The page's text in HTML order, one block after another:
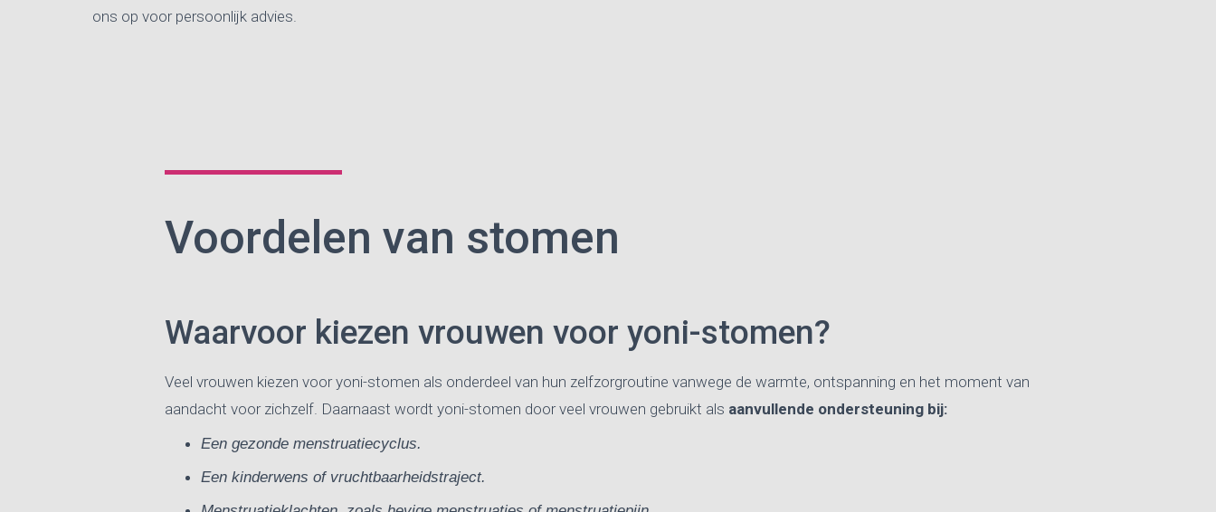
ons op voor persoonlijk advies.
Voordelen van stomen
Waarvoor kiezen vrouwen voor yoni-stomen?
Veel vrouwen kiezen voor yoni-stomen als onderdeel van hun zelfzorgroutine vanwege de warmte, ontspanning en het moment van
aandacht voor zichzelf. Daarnaast wordt yoni-stomen door veel vrouwen gebruikt als aanvullende ondersteuning bij:
Een gezonde menstruatiecyclus.
Een kinderwens of vruchtbaarheidstraject.